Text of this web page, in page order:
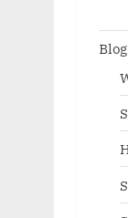
Blog